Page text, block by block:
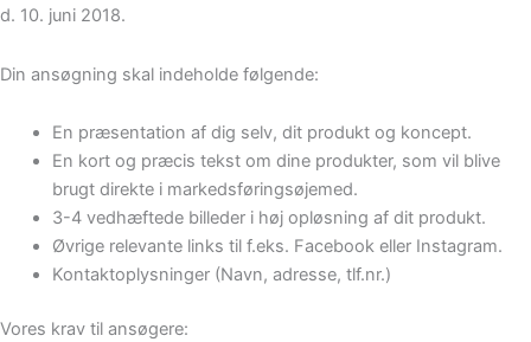
d. 10. juni 2018.
Din ansøgning skal indeholde følgende:
En præsentation af dig selv, dit produkt og koncept.
En kort og præcis tekst om dine produkter, som vil blive
brugt direkte i markedsføringsøjemed.
3-4 vedhæftede billeder i høj opløsning af dit produkt.
Øvrige relevante links til f.eks. Facebook eller Instagram.
Kontaktoplysninger (Navn, adresse, tlf.nr.)
Vores krav til ansøgere: